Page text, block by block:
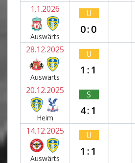
1.1.2026
Auswärts
U
0:0
28.12.2025
Auswärts
U
1:1
20.12.2025
Heim
S
4:1
14.12.2025
Auswärts
U
1:1